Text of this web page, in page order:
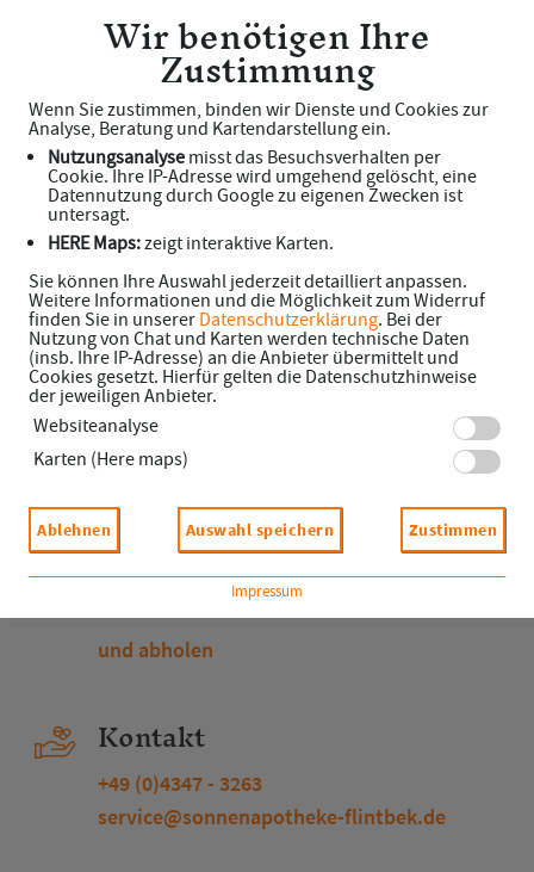
Wir benötigen Ihre
Zustimmung
Wenn Sie zustimmen, binden wir Dienste und Cookies zur
Analyse, Beratung und Kartendarstellung ein.
Nutzungsanalyse misst das Besuchsverhalten per
Cookie. Ihre IP-Adresse wird umgehend gelöscht, eine
Datennutzung durch Google zu eigenen Zwecken ist
untersagt.
HERE Maps:zeigt interaktive Karten.
Sie können Ihre Auswahl jederzeit detailliert anpassen.
Weitere Informationen und die Möglichkeit zum Widerruf
finden Sie in unserer Datenschutzerklärung. Bei der
Nutzung von Chat und Karten werden technische Daten
(insb. Ihre IP-Adresse) an die Anbieter übermittelt und
Cookies gesetzt. Hierfür gelten die Datenschutzhinweise
der jeweiligen Anbieter.
Websiteanalyse
Karten (Here maps)
Ablehnen Auswahl speichern Zustimmen
Impressum
Sonnen Apotheke
Unsere Faxnummer:
Fax: +49 (0)4347 - 5420
Adresse
Hegereiterweg 2 A
Shop
Medikamente bestellen
und abholen
Kontakt
+49 (0)4347 - 3263
service@sonnenapotheke-flintbek.de